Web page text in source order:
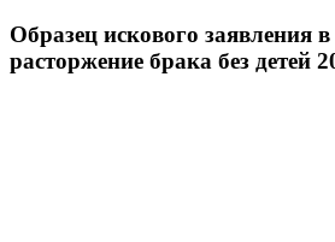
Образец искового заявления в
расторжение брака без детей